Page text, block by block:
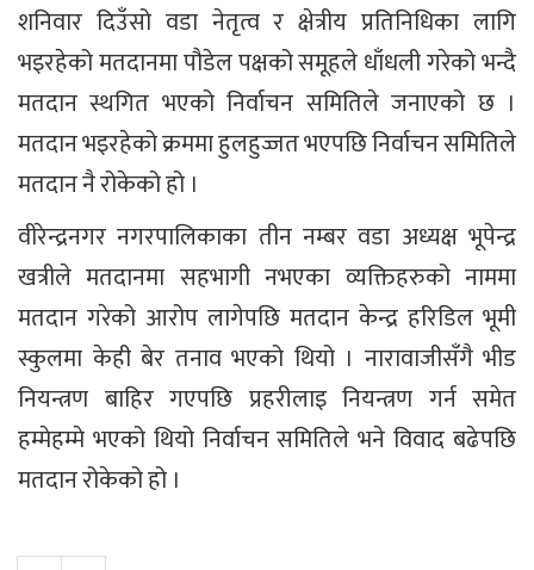
शनिवार दिउँसो वडा नेतृत्व र क्षेत्रीय प्रतिनिधिका लागि
भइरहेको मतदानमा पौडेल पक्षको समूहले धाँधली गरेको भन्दै
मतदान स्थगित भएको निर्वाचन समितिले जनाएको छ ।
मतदान भइरहेको क्रममा हुलहुज्जत भएपछि निर्वाचन समितिले
मतदान नै रोकेको हो ।
वीरेन्द्रनगर नगरपालिकाका तीन नम्बर वडा अध्यक्ष भूपेन्द्र
खत्रीले मतदानमा सहभागी नभएका व्यक्तिहरुको नाममा
मतदान गरेको आरोप लागेपछि मतदान केन्द्र हरिडिल भूमी
स्कुलमा केही बेर तनाव भएको थियो । नारावाजीसँगै भीड
नियन्त्रण बाहिर गएपछि प्रहरीलाइ नियन्त्रण गर्न समेत
हम्मेहम्मे भएको थियो निर्वाचन समितिले भने विवाद बढेपछि
मतदान रोकेको हो ।